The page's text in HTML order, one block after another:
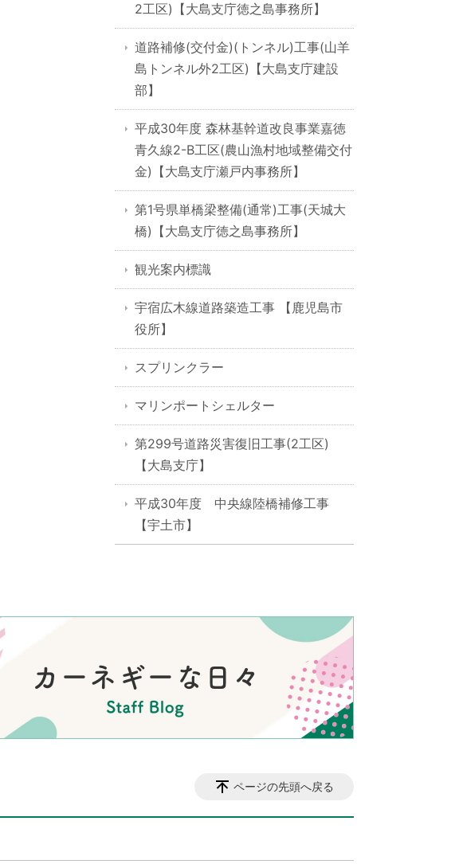
2工区)【大島支庁徳之島事務所】
道路補修(交付金)(トンネル)工事(山羊
島トンネル外2工区)【大島支庁建設
部】
平成30年度 森林基幹道改良事業嘉徳
青久線2-B工区(農山漁村地域整備交付
金)【大島支庁瀬戸内事務所】
第1号県単橋梁整備(通常)工事(天城大
橋)【大島支庁徳之島事務所】
観光案内標識
宇宿広木線道路築造工事 【鹿児島市
役所】
スプリンクラー
マリンポートシェルター
第299号道路災害復旧工事(2工区)
【大島支庁】
平成30年度 中央線陸橋補修工事
【宇土市】
ページの先頭へ戻る